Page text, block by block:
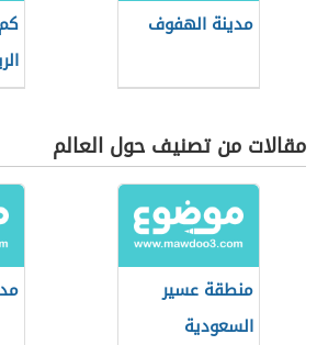
مدينة الهفوف
مقالات من تصنيف حول العالم
منطقة عسير
السعودية